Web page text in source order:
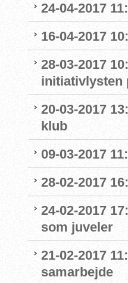
24-04-2017
16-04-2017
28-03-2017
initiativlysten
20-03-2017
klub
09-03-2017
28-02-2017
24-02-2017
som juveler
21-02-2017
samarbejde